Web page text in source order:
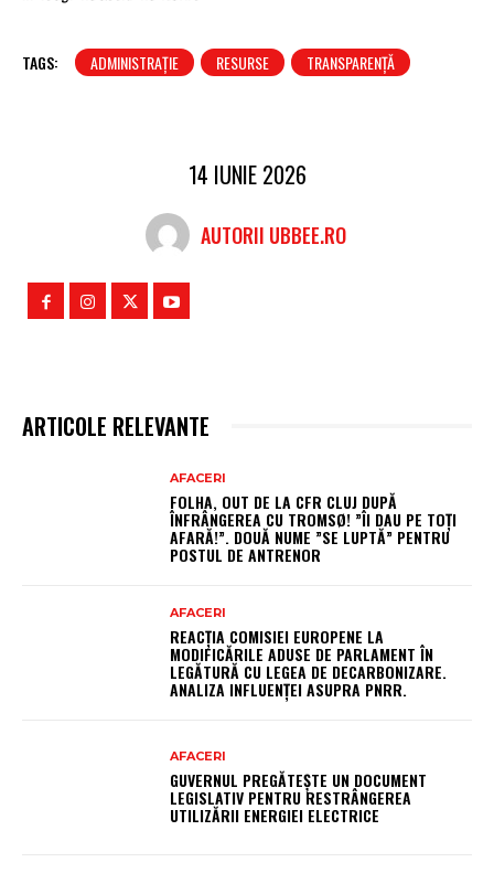
TAGS: ADMINISTRAȚIE RESURSE TRANSPARENȚĂ
14 IUNIE 2026
AUTORII UBBEE.RO
ARTICOLE RELEVANTE
AFACERI
FOLHA, OUT DE LA CFR CLUJ DUPĂ
ÎNFRÂNGEREA CU TROMSØ! ”ÎI DAU PE TOȚI
AFARĂ!”. DOUĂ NUME ”SE LUPTĂ” PENTRU
POSTUL DE ANTRENOR
AFACERI
REACȚIA COMISIEI EUROPENE LA
MODIFICĂRILE ADUSE DE PARLAMENT ÎN
LEGĂTURĂ CU LEGEA DE DECARBONIZARE.
ANALIZA INFLUENȚEI ASUPRA PNRR.
AFACERI
GUVERNUL PREGĂTEȘTE UN DOCUMENT
LEGISLATIV PENTRU RESTRÂNGEREA
UTILIZĂRII ENERGIEI ELECTRICE